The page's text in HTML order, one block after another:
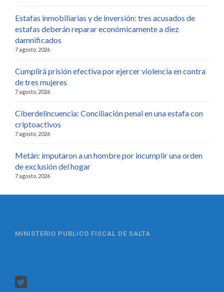
Estafas inmobiliarias y de inversión: tres acusados de
estafas deberán reparar económicamente a diez
damnificados
7 agosto, 2026
Cumplirá prisión efectiva por ejercer violencia en contra
de tres mujeres
7 agosto, 2026
Ciberdelincuencia: Conciliación penal en una estafa con
criptoactivos
7 agosto, 2026
Metán: imputaron a un hombre por incumplir una orden
de exclusión del hogar
7 agosto, 2026
MINISTERIO PUBLICO FISCAL DE SALTA